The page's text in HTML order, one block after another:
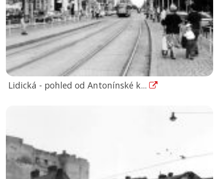
Lidická - pohled od Antonínské k...